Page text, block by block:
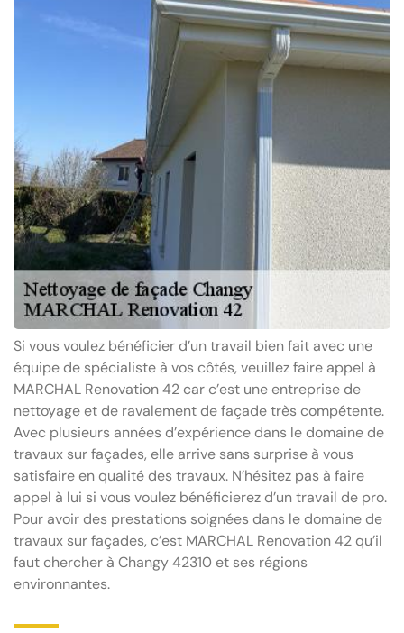
Si vous voulez bénéficier d’un travail bien fait avec une
équipe de spécialiste à vos côtés, veuillez faire appel à
MARCHAL Renovation 42 car c’est une entreprise de
nettoyage et de ravalement de façade très compétente.
Avec plusieurs années d’expérience dans le domaine de
travaux sur façades, elle arrive sans surprise à vous
satisfaire en qualité des travaux. N’hésitez pas à faire
appel à lui si vous voulez bénéficierez d’un travail de pro.
Pour avoir des prestations soignées dans le domaine de
travaux sur façades, c’est MARCHAL Renovation 42 qu’il
faut chercher à Changy 42310 et ses régions
environnantes.